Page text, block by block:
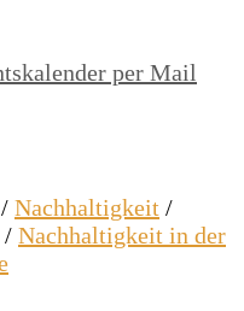
per Mail
/ Nachhaltigkeit /
/ Nachhaltigkeit in der